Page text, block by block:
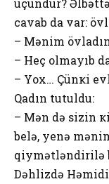
cavab da var:
– Mənim
– Hеç оlmayıb
– Yох… Çünкi
Qadın tutuldu:
– Mən də sizin
bеlə, yеnə
qiymətləndirilə
Dəhlizdə